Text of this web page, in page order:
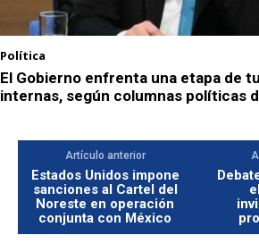
Política
El Gobierno enfrenta una etapa de
internas, según columnas políticas
Artículo anterior
Estados Unidos impone
sanciones al Cartel del
Noreste en operación
conjunta con México